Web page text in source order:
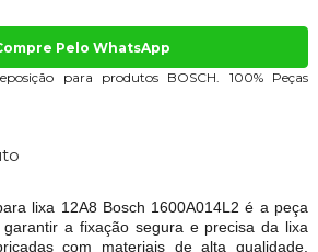
Pelo WhatsApp
para produtos BOSCH. 100% Peças
lixa 12A8 Bosch 1600A014L2 é a peça
a fixação segura e precisa da lixa
com materiais de alta qualidade,